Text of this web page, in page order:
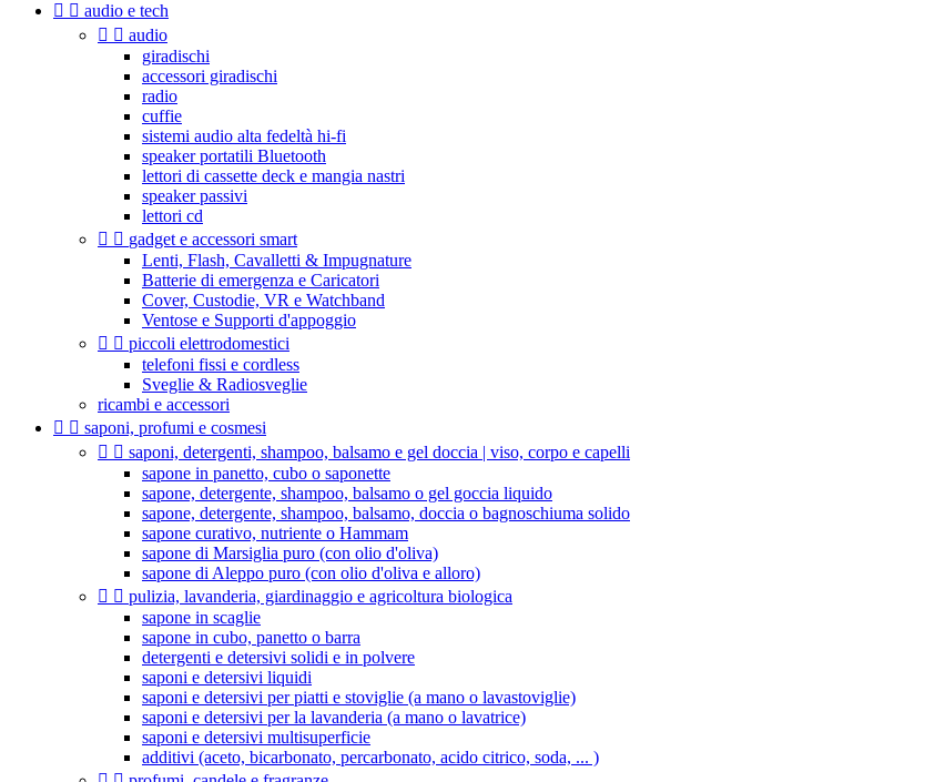
  audio e tech
  audio
giradischi
accessori giradischi
radio
cuffie
sistemi audio alta fedeltà hi-fi
speaker portatili Bluetooth
lettori di cassette deck e mangia nastri
speaker passivi
lettori cd
  gadget e accessori smart
Lenti, Flash, Cavalletti & Impugnature
Batterie di emergenza e Caricatori
Cover, Custodie, VR e Watchband
Ventose e Supporti d'appoggio
  piccoli elettrodomestici
telefoni fissi e cordless
Sveglie & Radiosveglie
ricambi e accessori
  saponi, profumi e cosmesi
  saponi, detergenti, shampoo, balsamo e gel doccia | viso, corpo e capelli
sapone in panetto, cubo o saponette
sapone, detergente, shampoo, balsamo o gel goccia liquido
sapone, detergente, shampoo, balsamo, doccia o bagnoschiuma solido
sapone curativo, nutriente o Hammam
sapone di Marsiglia puro (con olio d'oliva)
sapone di Aleppo puro (con olio d'oliva e alloro)
  pulizia, lavanderia, giardinaggio e agricoltura biologica
sapone in scaglie
sapone in cubo, panetto o barra
detergenti e detersivi solidi e in polvere
saponi e detersivi liquidi
saponi e detersivi per piatti e stoviglie (a mano o lavastoviglie)
saponi e detersivi per la lavanderia (a mano o lavatrice)
saponi e detersivi multisuperficie
additivi (aceto, bicarbonato, percarbonato, acido citrico, soda, ... )